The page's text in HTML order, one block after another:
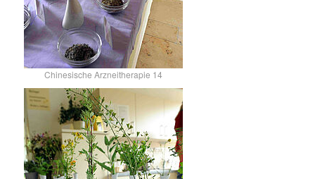
Chinesische Arzneitherapie 14